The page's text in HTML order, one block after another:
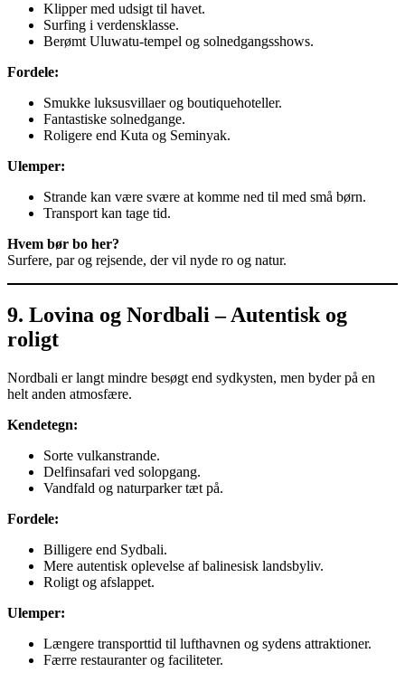
Klipper med udsigt til havet.
Surfing i verdensklasse.
Berømt Uluwatu-tempel og solnedgangsshows.
Fordele:
Smukke luksusvillaer og boutiquehoteller.
Fantastiske solnedgange.
Roligere end Kuta og Seminyak.
Ulemper:
Strande kan være svære at komme ned til med små børn.
Transport kan tage tid.
Hvem bør bo her?
Surfere, par og rejsende, der vil nyde ro og natur.
9. Lovina og Nordbali – Autentisk og
roligt
Nordbali er langt mindre besøgt end sydkysten, men byder på en
helt anden atmosfære.
Kendetegn:
Sorte vulkanstrande.
Delfinsafari ved solopgang.
Vandfald og naturparker tæt på.
Fordele:
Billigere end Sydbali.
Mere autentisk oplevelse af balinesisk landsbyliv.
Roligt og afslappet.
Ulemper:
Længere transporttid til lufthavnen og sydens attraktioner.
Færre restauranter og faciliteter.